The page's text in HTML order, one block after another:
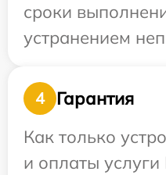
сроки
устранением
4
Гарантия
Как только
и оплаты